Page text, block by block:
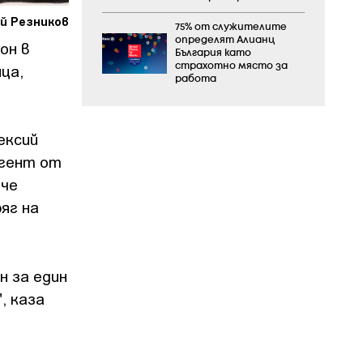
Резников
в
от
на
за един
каза
75% от служителите
определят Алианц
България като
страхотно място за
работа